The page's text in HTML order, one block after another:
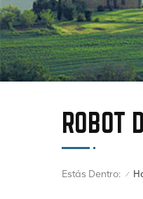
ROBOT
Estás Dentro: /